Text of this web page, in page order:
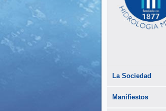
La Sociedad
Manifiestos